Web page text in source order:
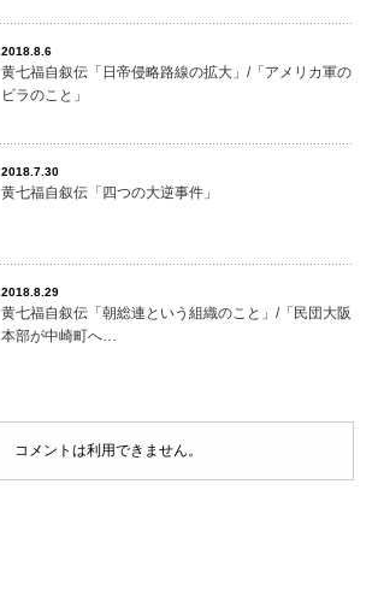
2018.8.6
黄七福自叙伝「日帝侵略路線の拡大」/「アメリカ軍の
ビラのこと」
2018.7.30
黄七福自叙伝「四つの大逆事件」
2018.8.29
黄七福自叙伝「朝総連という組織のこと」/「民団大阪
本部が中崎町へ…
コメントは利用できません。